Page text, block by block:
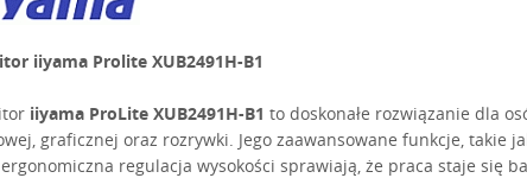
iiyama Prolite XUB2491H-B1
iiyama ProLite XUB2491H-B1 to doskonałe rozwiązanie dla
graficznej oraz rozrywki. Jego zaawansowane funkcje, takie
regulacja wysokości sprawiają, że praca staje się